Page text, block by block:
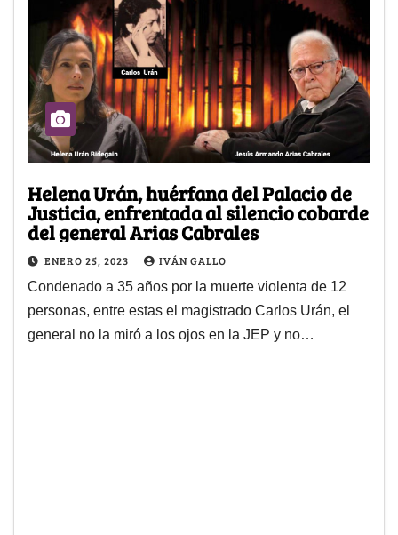
Helena Urán, huérfana del Palacio de
Justicia, enfrentada al silencio cobarde
del general Arias Cabrales
ENERO 25, 2023 IVÁN GALLO
Condenado a 35 años por la muerte violenta de 12
personas, entre estas el magistrado Carlos Urán, el
general no la miró a los ojos en la JEP y no…